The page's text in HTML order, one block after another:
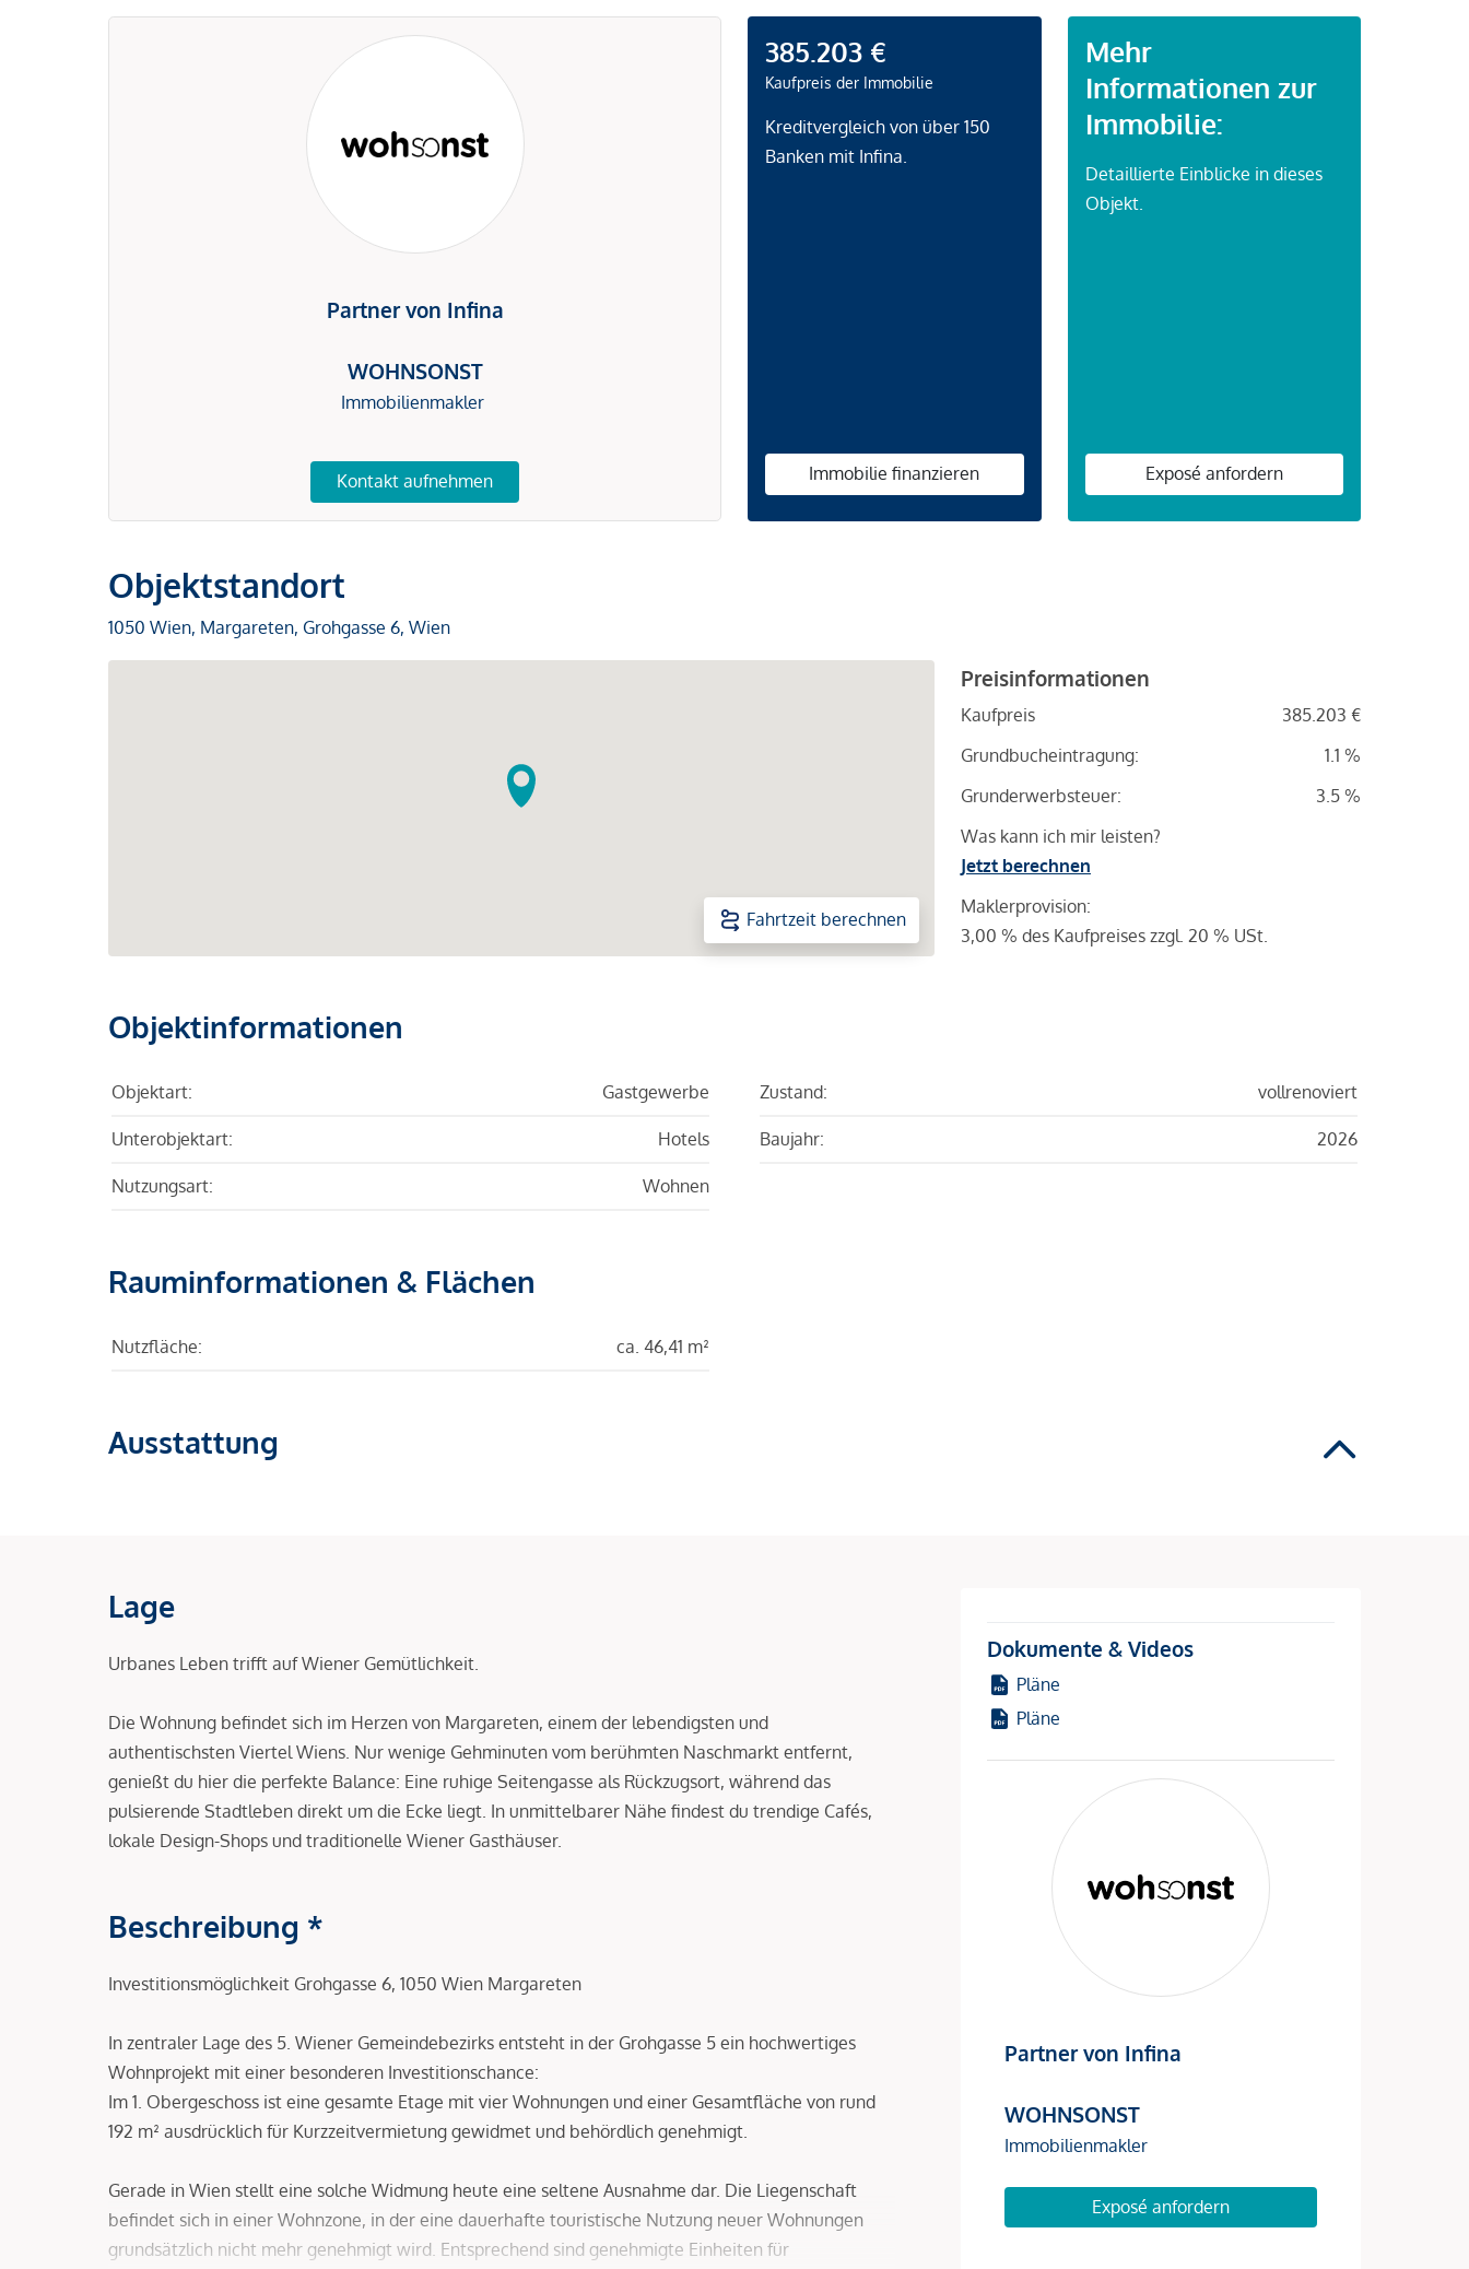
Partner von Infina
WOHNSONST
Immobilienmakler
Kontakt aufnehmen
385.203 €
Kaufpreis der Immobilie
Kreditvergleich von über 150
Banken mit Infina.
Immobilie finanzieren
Mehr
Informationen zur
Immobilie:
Detaillierte Einblicke in dieses
Objekt.
Exposé anfordern
Objektstandort
1050 Wien, Margareten, Grohgasse 6, Wien
Fahrtzeit berechnen
Preisinformationen
Kaufpreis
385.203 €
Grundbucheintragung:
1.1 %
Grunderwerbsteuer:
3.5 %
Was kann ich mir leisten?
Jetzt berechnen
Maklerprovision:
3,00 % des Kaufpreises zzgl. 20 % USt.
Objektinformationen
Objektart: Gastgewerbe
Unterobjektart: Hotels
Nutzungsart: Wohnen
Zustand: vollrenoviert
Baujahr: 2026
Rauminformationen & Flächen
Nutzfläche: ca. 46,41 m²
Ausstattung
Lage
Urbanes Leben trifft auf Wiener Gemütlichkeit.
Die Wohnung befindet sich im Herzen von Margareten, einem der lebendigsten und
authentischsten Viertel Wiens. Nur wenige Gehminuten vom berühmten Naschmarkt entfernt,
genießt du hier die perfekte Balance: Eine ruhige Seitengasse als Rückzugsort, während das
pulsierende Stadtleben direkt um die Ecke liegt. In unmittelbarer Nähe findest du trendige Cafés,
lokale Design-Shops und traditionelle Wiener Gasthäuser.
Beschreibung *
Investitionsmöglichkeit Grohgasse 6, 1050 Wien Margareten
In zentraler Lage des 5. Wiener Gemeindebezirks entsteht in der Grohgasse 5 ein hochwertiges
Wohnprojekt mit einer besonderen Investitionschance:
Im 1. Obergeschoss ist eine gesamte Etage mit vier Wohnungen und einer Gesamtfläche von rund
192 m² ausdrücklich für Kurzzeitvermietung gewidmet und behördlich genehmigt.
Gerade in Wien stellt eine solche Widmung heute eine seltene Ausnahme dar. Die Liegenschaft
befindet sich in einer Wohnzone, in der eine dauerhafte touristische Nutzung neuer Wohnungen
grundsätzlich nicht mehr genehmigt wird. Entsprechend sind genehmigte Einheiten für
Dokumente & Videos
Pläne
Pläne
Partner von Infina
WOHNSONST
Immobilienmakler
Exposé anfordern